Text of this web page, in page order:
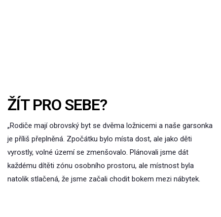
ŽÍT PRO SEBE?
„Rodiče mají obrovský byt se dvěma ložnicemi a naše garsonka
je příliš přeplněná. Zpočátku bylo místa dost, ale jako děti
vyrostly, volné území se zmenšovalo. Plánovali jsme dát
každému dítěti zónu osobního prostoru, ale místnost byla
natolik stlačená, že jsme začali chodit bokem mezi nábytek.